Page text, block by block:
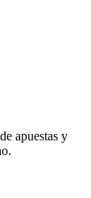
apuestas y